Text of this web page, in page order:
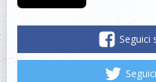
Seguici